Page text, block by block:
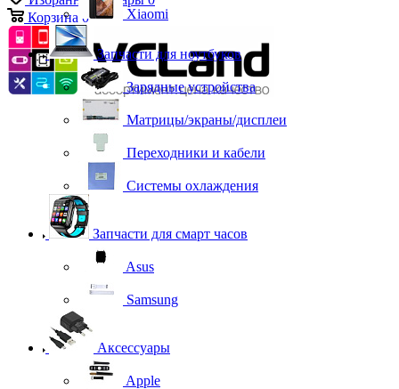
Корзина 0 Xiaomi
Запчасти для ноутбуков
Зарядные устройства
Матрицы/экраны/дисплеи
Переходники и кабели
Системы охлаждения
Запчасти для смарт часов
Asus
Samsung
Аксессуары
Apple